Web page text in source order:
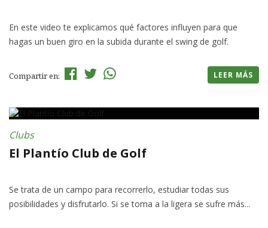
En este video te explicamos qué factores influyen para que
hagas un buen giro en la subida durante el swing de golf.
Compartir en: LEER MÁS
Clubs
El Plantío Club de Golf
Se trata de un campo para recorrerlo, estudiar todas sus
posibilidades y disfrutarlo. Si se toma a la ligera se sufre más...